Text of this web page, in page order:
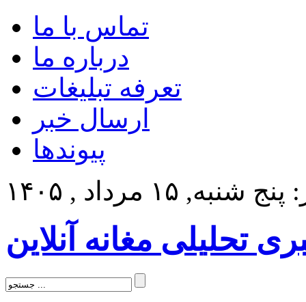
تماس با ما
درباره ما
تعرفه تبلیغات
ارسال خبر
پیوندها
۱۵ مرداد , ۱۴۰۵
تحلیلی مغانه آنلاین